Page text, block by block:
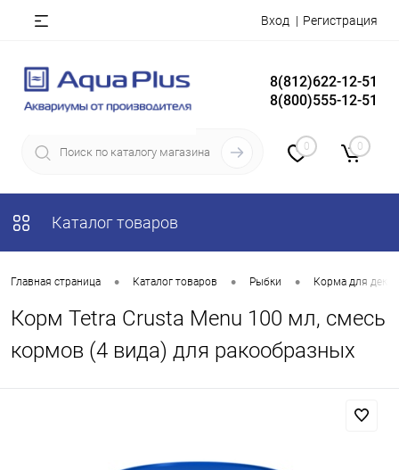
Вход Регистрация
8(812)622-12-51
8(800)555-12-51
0 0
Каталог товаров
Главная страница • Каталог товаров • Рыбки • Корма для
Корм Tetra Crusta Menu 100 мл, смесь
кормов (4 вида) для ракообразных